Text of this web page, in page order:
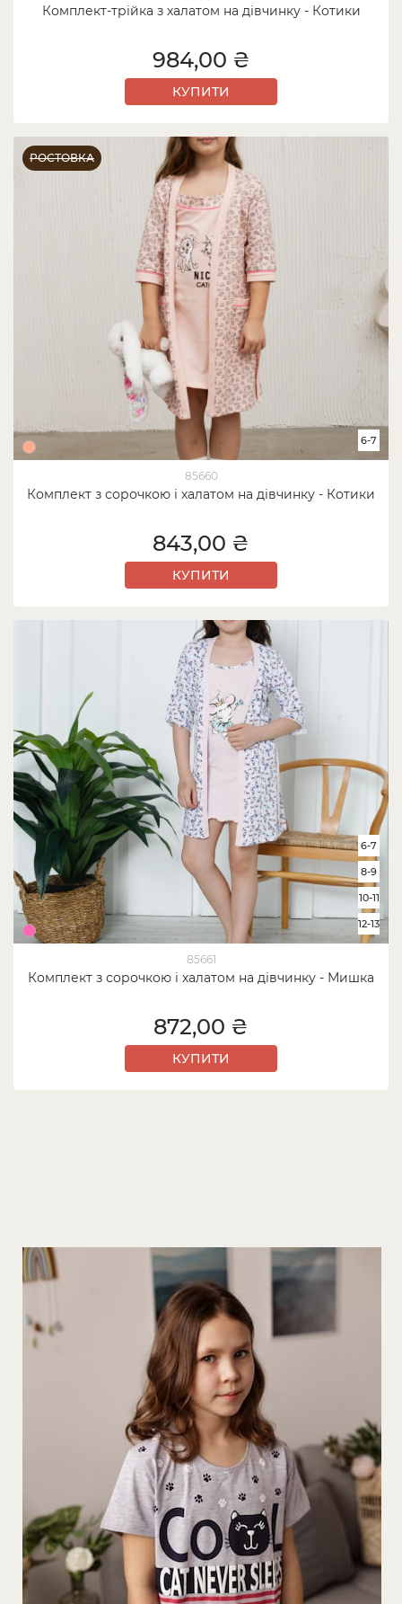
Комплект-трійка з халатом на дівчинку - Котики
984,00 ₴
КУПИТИ
РОСТОВКА
85660
Комплект з сорочкою і халатом на дівчинку - Котики
6-7
843,00 ₴
КУПИТИ
85661
Комплект з сорочкою і халатом на дівчинку - Мишка
6-7
8-9
10-11
12-13
872,00 ₴
КУПИТИ